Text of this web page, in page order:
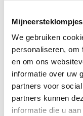
We gebruiken
personaliseren, om
en om ons
informatie over uw
partners voor
partners kunnen
informatie die u
Het koffertje is
beschilderd.